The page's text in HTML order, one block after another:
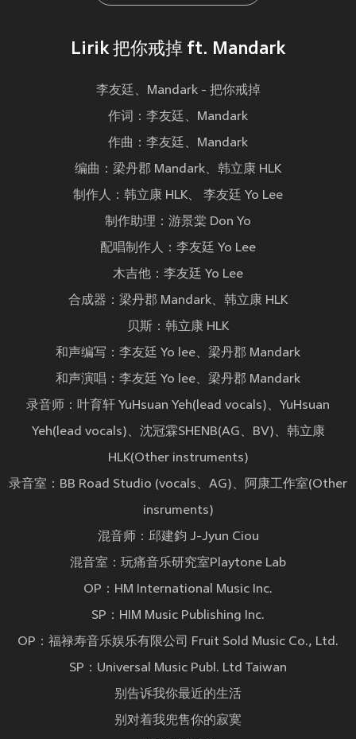
Lirik 把你戒掉 ft. Mandark
李友廷、Mandark - 把你戒掉
作词：李友廷、Mandark
作曲：李友廷、Mandark
编曲：梁丹郡 Mandark、韩立康 HLK
制作人：韩立康 HLK、 李友廷 Yo Lee
制作助理：游景棠 Don Yo
配唱制作人：李友廷 Yo Lee
木吉他：李友廷 Yo Lee
合成器：梁丹郡 Mandark、韩立康 HLK
贝斯：韩立康 HLK
和声编写：李友廷 Yo lee、梁丹郡 Mandark
和声演唱：李友廷 Yo lee、梁丹郡 Mandark
录音师：叶育轩 YuHsuan Yeh(lead vocals)、YuHsuan
Yeh(lead vocals)、沈冠霖SHENB(AG、BV)、韩立康
HLK(Other instruments)
录音室：BB Road Studio (vocals、AG)、阿康工作室(Other
insruments)
混音师：邱建鈞 J-Jyun Ciou
混音室：玩痛音乐研究室Playtone Lab
OP：HM International Music Inc.
SP：HIM Music Publishing Inc.
OP：福禄寿音乐娱乐有限公司 Fruit Sold Music Co., Ltd.
SP：Universal Music Publ. Ltd Taiwan
别告诉我你最近的生活
别对着我兜售你的寂寞